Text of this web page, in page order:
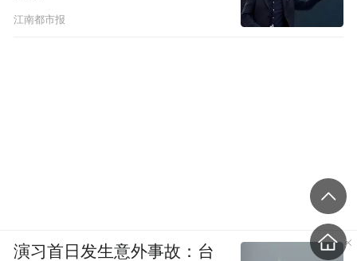
江南都市报
演习首日发生意外事故：台